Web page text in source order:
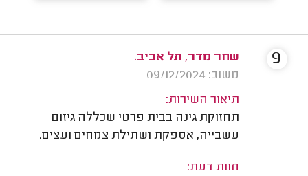
שחר מדר, תל אביב.
משוב: 09/12/2024
תיאור השירות:
תחזוקת גינה בבית פרטי שכללה גיזום
עשבייה, אספקת ושתילת צמחים ועצים.
חוות דעת:
9